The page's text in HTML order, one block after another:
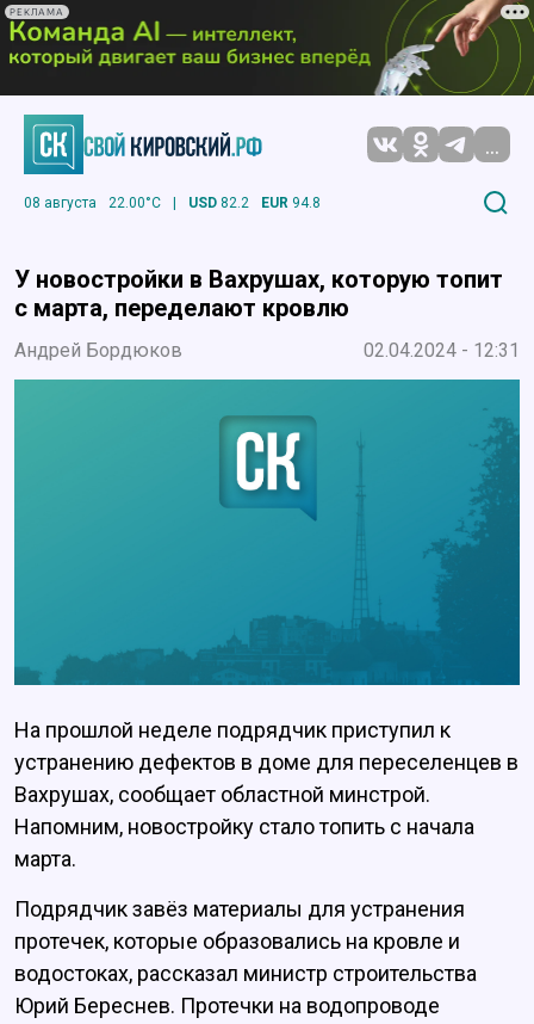
РЕКЛАМА
...
08 августа 22.00°C | USD 82.2 EUR 94.8
У новостройки в Вахрушах, которую топит
с марта, переделают кровлю
Андрей Бордюков 02.04.2024 - 12:31
На прошлой неделе подрядчик приступил к
устранению дефектов в доме для переселенцев в
Вахрушах, сообщает областной минстрой.
Напомним, новостройку стало топить с начала
марта.
Подрядчик завёз материалы для устранения
протечек, которые образовались на кровле и
водостоках, рассказал министр строительства
Юрий Береснев. Протечки на водопроводе